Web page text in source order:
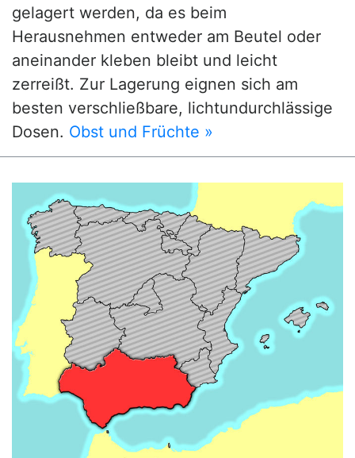
gelagert werden, da es beim
Herausnehmen entweder am Beutel oder
aneinander kleben bleibt und leicht
zerreißt. Zur Lagerung eignen sich am
besten verschließbare, lichtundurchlässige
Dosen. Obst und Früchte »